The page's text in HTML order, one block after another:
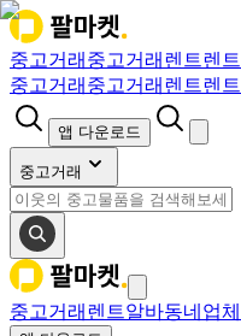
중고거래 중고거래 렌트렌트
중고거래 중고거래 렌트렌트
앱 다운로드
중고거래
중고거래 렌트알바동네업체